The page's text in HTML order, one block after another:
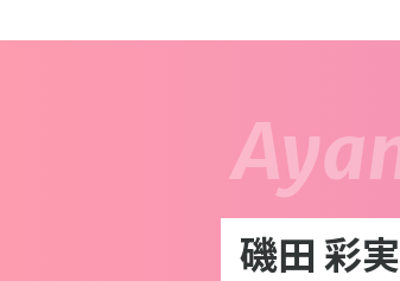
磯田 彩実